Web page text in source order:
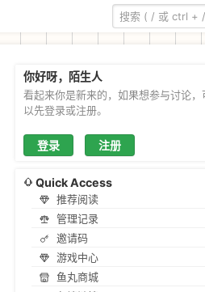
你好呀，陌生人
看起来你是新来的，如果想参与讨论，
以先登录或注册。
登录 注册
Quick Access
推荐阅读
管理记录
邀请码
游戏中心
鱼丸商城